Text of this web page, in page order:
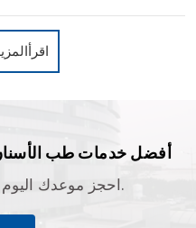
أفضل خدمات طب الأسنان
احجز موعدك اليوم بملء النموذج السريع.